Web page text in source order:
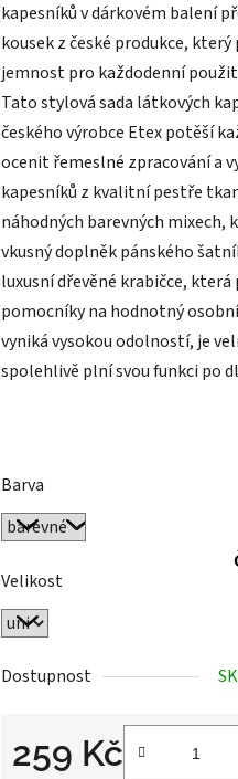
kapesníků v dárkovém balení
kousek z české produkce,
jemnost pro každodenní
Tato stylová sada látkových
českého výrobce Etex potěší
ocenit řemeslné zpracování a
kapesníků z kvalitní pestře
náhodných barevných mixech,
vkusný doplněk pánského
luxusní dřevěné krabičce,
pomocníky na hodnotný
vyniká vysokou odolností, je
spolehlivě plní svou funkci po
Barva
Velikost
Dostupnost
259 Kč